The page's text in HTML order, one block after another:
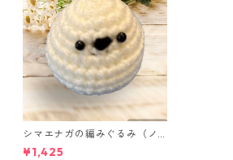
シマエナガの編みぐるみ（ノ
ーマル）
¥1,425